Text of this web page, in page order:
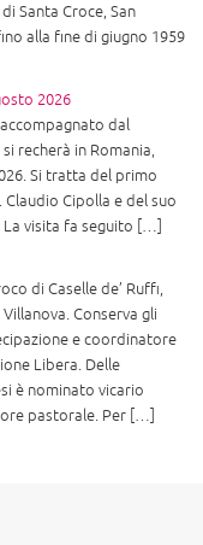
Santa Croce, San
alla fine di giugno 1959
2026
dal
recherà in Romania,
Si tratta del primo
Cipolla e del suo
visita fa seguito […]
di Caselle de’ Ruffi,
Conserva gli
e coordinatore
Libera. Delle
è nominato vicario
pastorale. Per […]